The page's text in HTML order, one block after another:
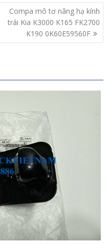
Compa mô tơ nâng hạ kính
trái Kia K3000 K165 FK2700
K190 0K60E59560F